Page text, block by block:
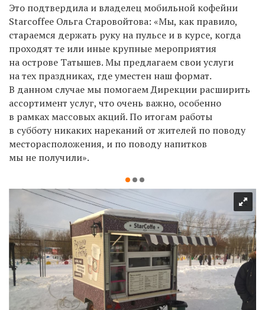
Это подтвердила и владелец мобильной кофейни
Starcoffee Ольга Старовойтова: «Мы, как правило,
стараемся держать руку на пульсе и в курсе, когда
проходят те или иные крупные мероприятия
на острове Татышев. Мы предлагаем свои услуги
на тех праздниках, где уместен наш формат.
В данном случае мы помогаем Дирекции расширить
ассортимент услуг, что очень важно, особенно
в рамках массовых акций. По итогам работы
в субботу никаких нареканий от жителей по поводу
месторасположения, и по поводу напитков
мы не получили».